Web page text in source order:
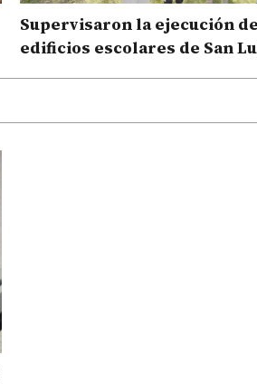
Supervisaron la ejecución
edificios escolares de San